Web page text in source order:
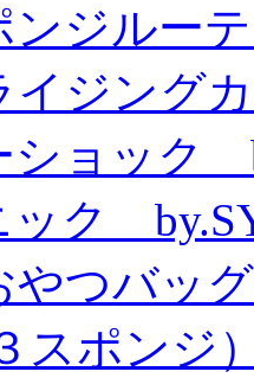
ンジルー
イジング
ショック
ック
やつバッ
スポン